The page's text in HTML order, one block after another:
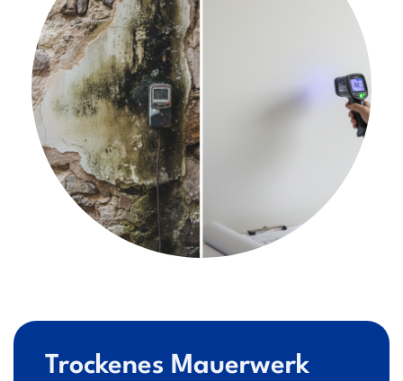
Trockenes Mauerwerk